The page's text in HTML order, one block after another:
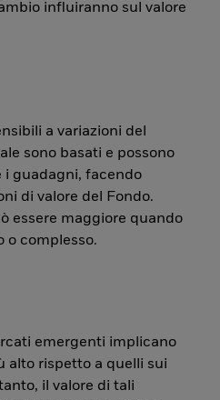
influiranno sul valore
a variazioni del
sono basati e possono
i guadagni, facendo
di valore del Fondo.
essere maggiore quando
o complesso.
emergenti implicano
alto rispetto a quelli sui
il valore di tali